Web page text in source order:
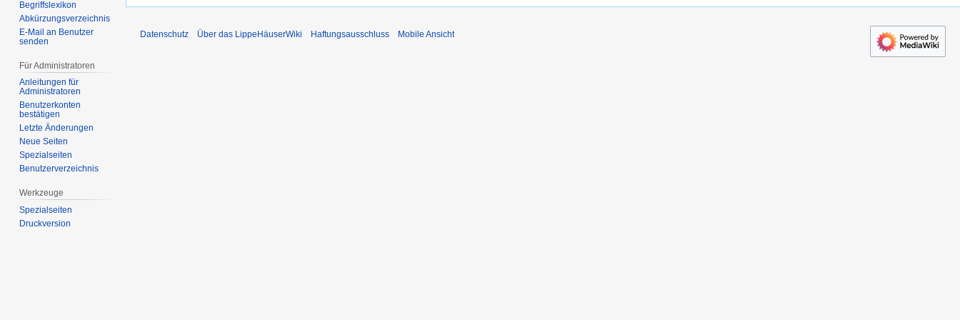
Begriffslexikon
Abkürzungsverzeichnis
E-Mail an Benutzer
senden
Für Administratoren
Anleitungen für
Administratoren
Benutzerkonten
bestätigen
Letzte Änderungen
Neue Seiten
Spezialseiten
Benutzerverzeichnis
Werkzeuge
Spezialseiten
Druckversion
Datenschutz Über das LippeHäuserWiki Haftungsausschluss Mobile Ansicht